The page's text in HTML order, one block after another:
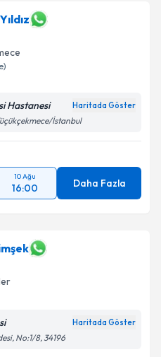
Hastanesi Haritada Göster
İstanbul
10 Ağu
16:00 Daha Fazla
Haritada Göster
No:1/8, 34196